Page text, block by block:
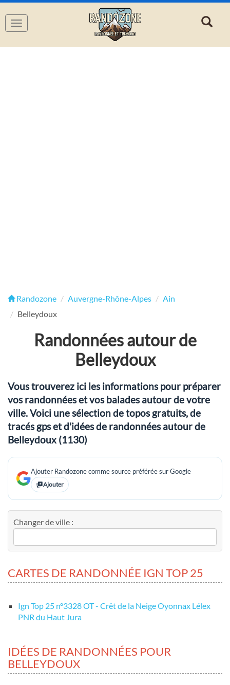
Navigation
Randozone Auvergne-Rhône-Alpes
Ain
Belleydoux
Randonnées autour de
Belleydoux
Vous trouverez ici les informations pour préparer
vos randonnées et vos balades autour de votre
ville. Voici une sélection de topos gratuits, de
tracés gps et d'idées de randonnées autour de
Belleydoux (1130)
Ajouter Randozone comme source préférée sur Google
Ajouter
Changer de ville :
CARTES DE RANDONNÉE IGN TOP 25
Ign Top 25 nº3328 OT - Crêt de la Neige Oyonnax Lélex
PNR du Haut Jura
IDÉES DE RANDONNÉES POUR
BELLEYDOUX